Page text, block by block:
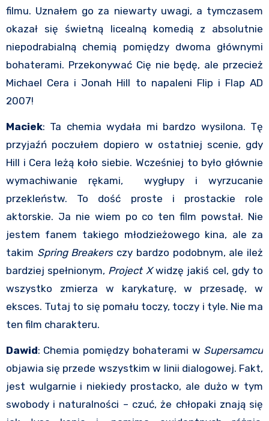
filmu. Uznałem go za niewarty uwagi, a tymczasem
okazał się świetną licealną komedią z absolutnie
niepodrabialną chemią pomiędzy dwoma głównymi
bohaterami. Przekonywać Cię nie będę, ale przecież
Michael Cera i Jonah Hill to napaleni Flip i Flap AD
2007!
Maciek: Ta chemia wydała mi bardzo wysilona. Tę
przyjaźń poczułem dopiero w ostatniej scenie, gdy
Hill i Cera leżą koło siebie. Wcześniej to było głównie
wymachiwanie rękami, wygłupy i wyrzucanie
przekleństw. To dość proste i prostackie role
aktorskie. Ja nie wiem po co ten film powstał. Nie
jestem fanem takiego młodzieżowego kina, ale za
takim Spring Breakersczy bardzo podobnym, ale ileż
bardziej spełnionym, Project Xwidzę jakiś cel, gdy to
wszystko zmierza w karykaturę, w przesadę, w
eksces. Tutaj to się pomału toczy, toczy i tyle. Nie ma
ten film charakteru.
Dawid: Chemia pomiędzy bohaterami w Supersamcu
objawia się przede wszystkim w linii dialogowej. Fakt,
jest wulgarnie i niekiedy prostacko, ale dużo w tym
swobody i naturalności – czuć, że chłopaki znają się